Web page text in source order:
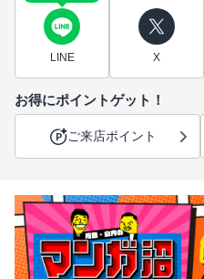
LINE X
お得にポイントゲット！
ご来店ポイント